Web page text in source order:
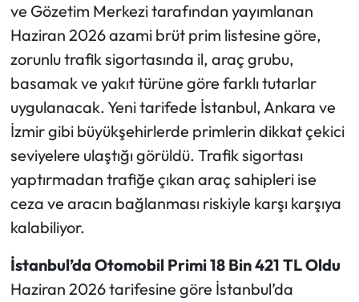
ve Gözetim Merkezi tarafından yayımlanan
Haziran 2026 azami brüt prim listesine göre,
zorunlu trafik sigortasında il, araç grubu,
basamak ve yakıt türüne göre farklı tutarlar
uygulanacak. Yeni tarifede İstanbul, Ankara ve
İzmir gibi büyükşehirlerde primlerin dikkat çekici
seviyelere ulaştığı görüldü. Trafik sigortası
yaptırmadan trafiğe çıkan araç sahipleri ise
ceza ve aracın bağlanması riskiyle karşı karşıya
kalabiliyor.
İstanbul’da Otomobil Primi 18 Bin 421 TL Oldu
Haziran 2026 tarifesine göre İstanbul’da
Mektup Galeri
Ekonomi
Sağlık
Turizm
Teknoloji